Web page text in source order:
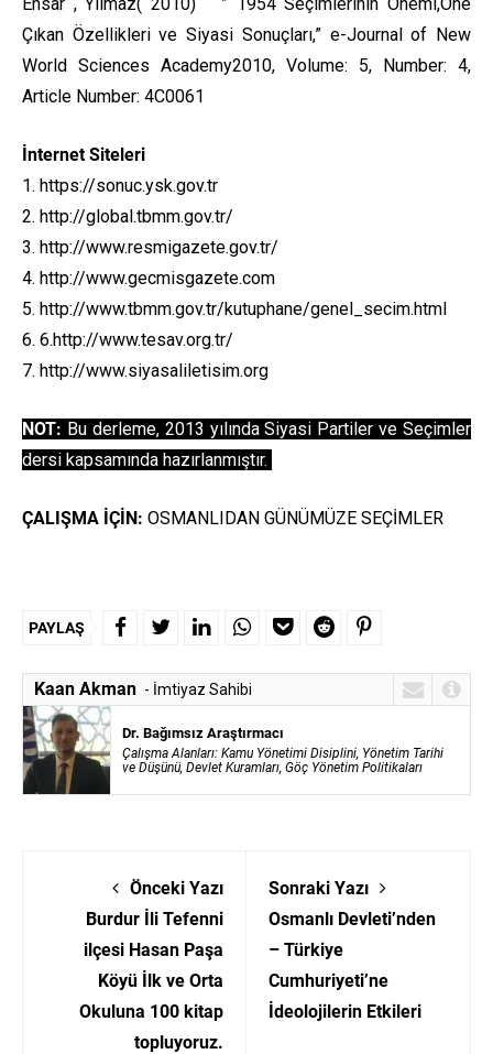
Çıkan Özellikleri ve Siyasi Sonuçları,” e-Journal of New
World Sciences Academy2010, Volume: 5, Number: 4,
Article Number: 4C0061
İnternet Siteleri
1. https://sonuc.ysk.gov.tr
2. http://global.tbmm.gov.tr/
3. http://www.resmigazete.gov.tr/
4. http://www.gecmisgazete.com
5. http://www.tbmm.gov.tr/kutuphane/genel_secim.html
6. 6.http://www.tesav.org.tr/
7. http://www.siyasaliletisim.org
NOT: Bu derleme, 2013 yılında Siyasi Partiler ve Seçimler
dersi kapsamında hazırlanmıştır.
ÇALIŞMA İÇİN: OSMANLIDAN GÜNÜMÜZE SEÇİMLER
PAYLAŞ
Kaan Akman - İmtiyaz Sahibi
Dr. Bağımsız Araştırmacı
Çalışma Alanları: Kamu Yönetimi Disiplini, Yönetim Tarihi
ve Düşünü, Devlet Kuramları, Göç Yönetim Politikaları
Önceki Yazı
Burdur İli Tefenni
ilçesi Hasan Paşa
Köyü İlk ve Orta
Okuluna 100 kitap
topluyoruz.
Sonraki Yazı
Osmanlı Devleti’nden
– Türkiye
Cumhuriyeti’ne
İdeolojilerin Etkileri